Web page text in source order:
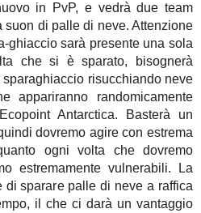
in PvP, e vedrà due team
suon di palle di neve. Attenzione
ghiaccio sarà presente una sola
che si è sparato, bisognerà
risucchiando neve
appariranno randomicamente
Antarctica. Basterà un
dovremo agire con estrema
ogni volta che dovremo
estremamente vulnerabili. La
di sparare palle di neve a raffica
il che ci darà un vantaggio